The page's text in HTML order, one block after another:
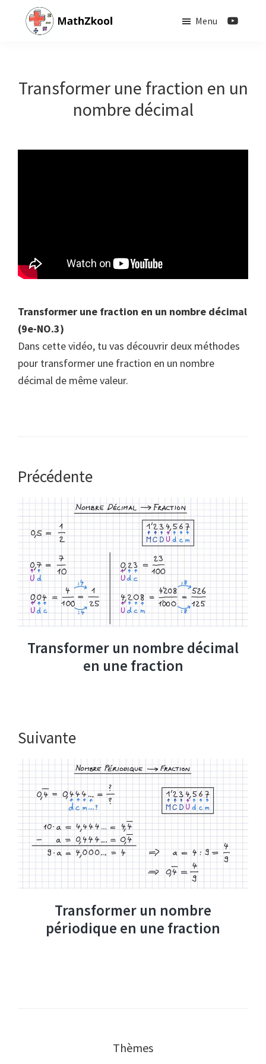
Passer
Menu
Transformer une fraction en un
nombre décimal
Transformer une fraction en un nombre décimal
(9e-NO.3)
Dans cette vidéo, tu vas découvrir deux méthodes
pour transformer une fraction en un nombre
décimal de même valeur.
Précédente
Transformer un nombre décimal
en une fraction
Suivante
Transformer un nombre
périodique en une fraction
Thèmes